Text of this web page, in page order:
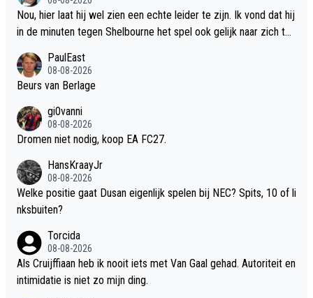
Nou, hier laat hij wel zien een echte leider te zijn. Ik vond dat hij
in de minuten tegen Shelbourne het spel ook gelijk naar zich toe
eld te worden. Ik ben wel benieuwd of hij bij Ajax vooral als nr.1
0 gaat spelen of toch als links- of rechtshalf.
PaulEast
08-08-2026
Beurs van Berlage
gi0vanni
08-08-2026
Dromen niet nodig, koop EA FC27.
HansKraayJr
08-08-2026
Welke positie gaat Dusan eigenlijk spelen bij NEC? Spits, 10 of li
nksbuiten?
Torcida
08-08-2026
Als Cruijffiaan heb ik nooit iets met Van Gaal gehad. Autoriteit en
intimidatie is niet zo mijn ding.